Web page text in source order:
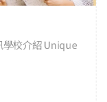
學校介紹 Unique